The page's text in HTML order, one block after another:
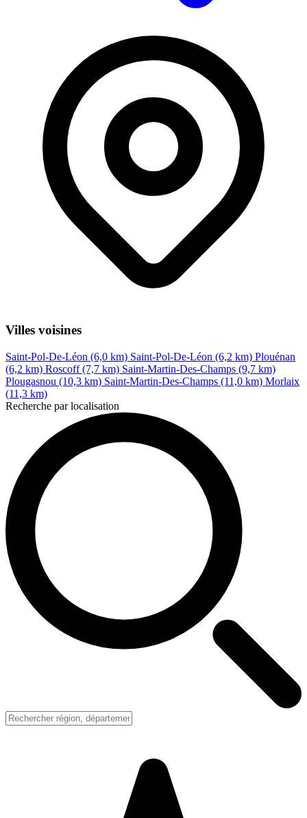
Villes voisines
Saint-Pol-De-Léon (6,0 km) Saint-Pol-De-Léon (6,2 km) Plouénan
(6,2 km) Roscoff (7,7 km) Saint-Martin-Des-Champs (9,7 km)
Plougasnou (10,3 km) Saint-Martin-Des-Champs (11,0 km) Morlaix
(11,3 km)
Recherche par localisation